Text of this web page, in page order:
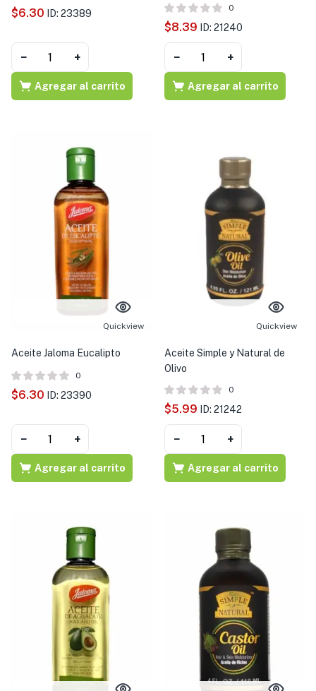
$6.30 ID: 23389
− +
Agregar al carrito
0
$8.39 ID: 21240
− +
Agregar al carrito
Quickview
Aceite Jaloma Eucalipto
0
$6.30 ID: 23390
− +
Agregar al carrito
Quickview
Aceite Simple y Natural de
Olivo
0
$5.99 ID: 21242
− +
Agregar al carrito